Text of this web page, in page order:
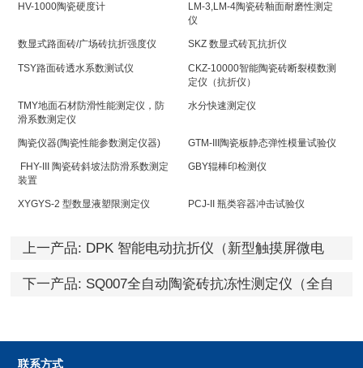
HV-1000陶瓷硬度计
LM-3,LM-4陶瓷砖釉面耐磨性测定
仪
数显式路面砖/广场砖抗折强度仪 SKZ 数显式砖瓦抗折仪
TSY路面砖透水系数测试仪
CKZ-10000智能陶瓷砖断裂模数测
定仪（抗折仪）
TMY地面石材防滑性能测定仪，防
滑系数测定仪
水分快速测定仪
陶瓷仪器(陶瓷性能参数测定仪器) GTM-III陶瓷板静态弹性模量试验仪
FHY-III 陶瓷砖斜坡法防滑系数测定
装置
GBY辊棒印检测仪
XYGYS-2 型数显液塑限测定仪 PCJ-II 瓶类容器冲击试验仪
上一产品: DPK 智能电动抗折仪（新型触摸屏微电
下一产品: SQ007全自动陶瓷砖抗冻性测定仪（全自
联系方式